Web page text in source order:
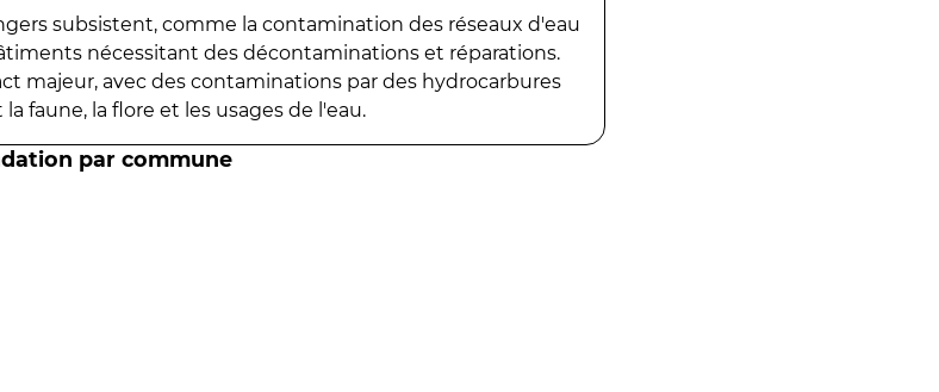
subsistent, comme la contamination des réseaux d'eau
nécessitant des décontaminations et réparations.
majeur, avec des contaminations par des hydrocarbures
faune, la flore et les usages de l'eau.
par commune